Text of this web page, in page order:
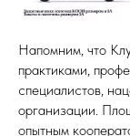
Напомним, что
практиками,
специалистов,
организации.
опытным